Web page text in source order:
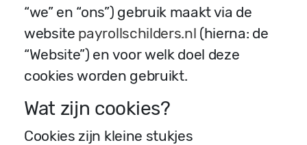
“we” en “ons”) gebruik maakt via de
website payrollschilders.nl (hierna: de
“Website”) en voor welk doel deze
cookies worden gebruikt.
Wat zijn cookies?
Cookies zijn kleine stukjes